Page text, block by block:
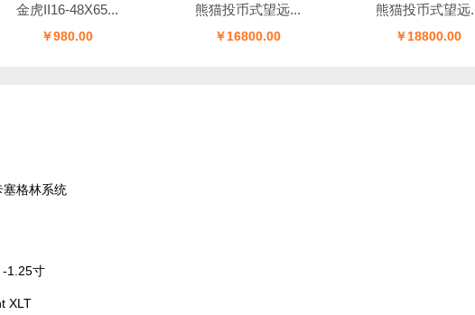
金虎II16-48X65...
￥980.00
熊猫投币式望远...
￥16800.00
熊猫投币式望远...
￥18800.00
格林系统
-1.25寸
XLT